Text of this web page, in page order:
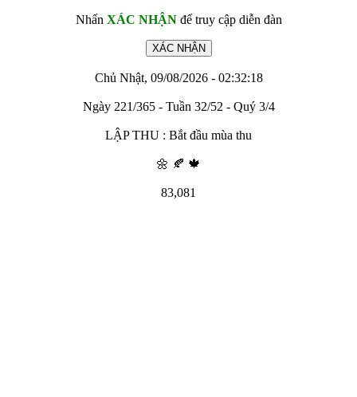
Nhấn XÁC NHẬNđể truy cập diễn đàn
Chủ Nhật, 09/08/2026 - 02:32:18
Ngày 221/365 - Tuần 32/52 - Quý 3/4
LẬP THU : Bắt đầu mùa thu
🌼 🍂 🍁
83,081